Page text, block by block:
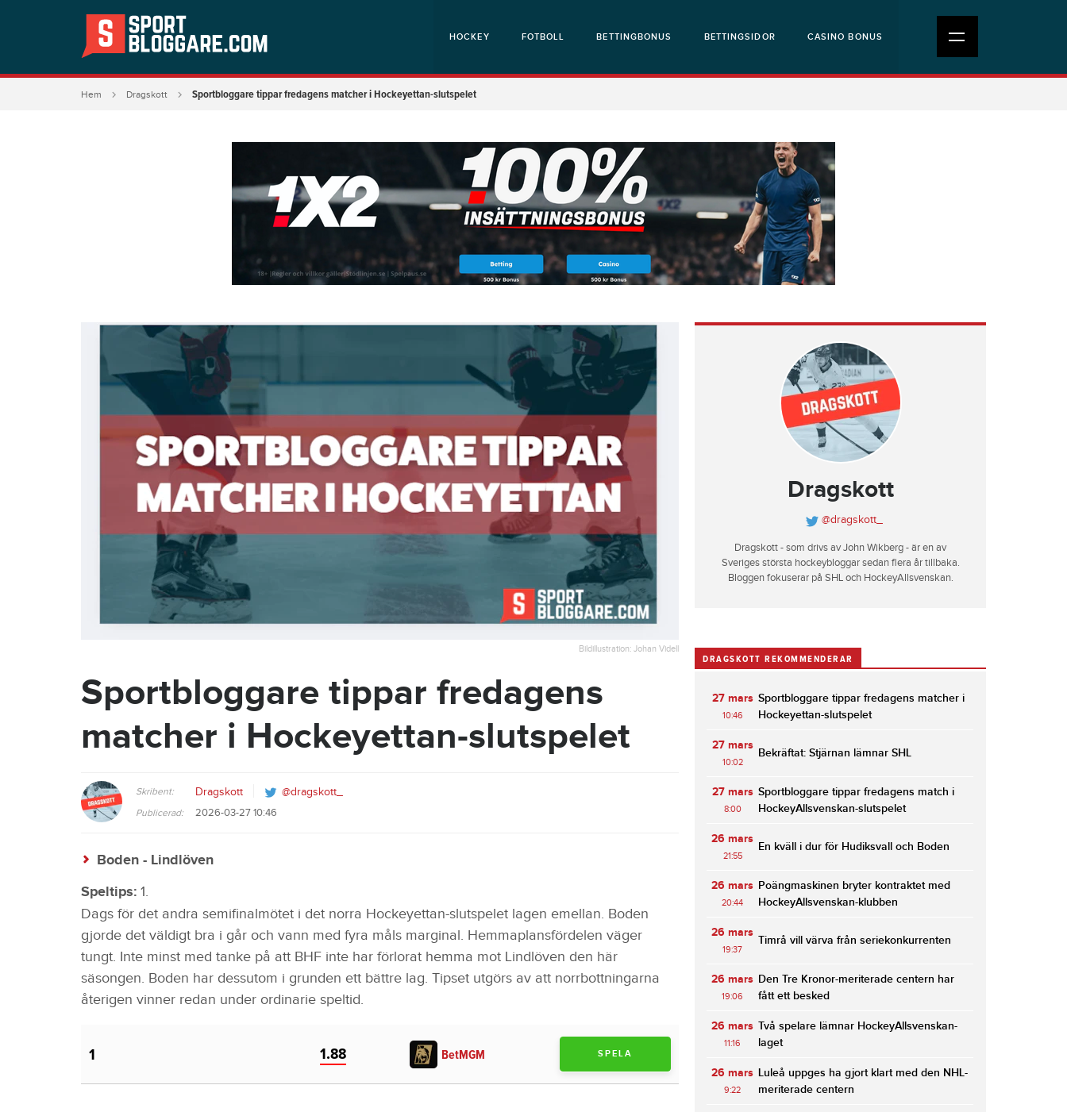
HOCKEY FOTBOLL BETTINGBONUS BETTINGSIDOR CASINO BONUS
Hem Dragskott Sportbloggare tippar fredagens matcher i Hockeyettan-slutspelet
Bildillustration: Johan Videll
Sportbloggare tippar fredagens
matcher i Hockeyettan-slutspelet
Skribent: Dragskott @dragskott_
Publicerad: 2026-03-27 10:46
Boden - Lindlöven
Speltips: 1.
Dags för det andra semifinalmötet i det norra Hockeyettan-slutspelet lagen emellan. Boden
gjorde det väldigt bra i går och vann med fyra måls marginal. Hemmaplansfördelen väger
tungt. Inte minst med tanke på att BHF inte har förlorat hemma mot Lindlöven den här
säsongen. Boden har dessutom i grunden ett bättre lag. Tipset utgörs av att norrbottningarna
återigen vinner redan under ordinarie speltid.
1 1.88 BetMGM SPELA
Dragskott
@dragskott_
Dragskott - som drivs av John Wikberg - är en av
Sveriges största hockeybloggar sedan flera år tillbaka.
Bloggen fokuserar på SHL och HockeyAllsvenskan.
DRAGSKOTT REKOMMENDERAR
27 mars
10:46
Sportbloggare tippar fredagens matcher i
Hockeyettan-slutspelet
27 mars
10:02
Bekräftat: Stjärnan lämnar SHL
27 mars
8:00
Sportbloggare tippar fredagens match i
HockeyAllsvenskan-slutspelet
26 mars
21:55
En kväll i dur för Hudiksvall och Boden
26 mars
20:44
Poängmaskinen bryter kontraktet med
HockeyAllsvenskan-klubben
26 mars
19:37
Timrå vill värva från seriekonkurrenten
26 mars
19:06
Den Tre Kronor-meriterade centern har
fått ett besked
26 mars
11:16
Två spelare lämnar HockeyAllsvenskan-
laget
26 mars
9:22
Luleå uppges ha gjort klart med den NHL-
meriterade centern